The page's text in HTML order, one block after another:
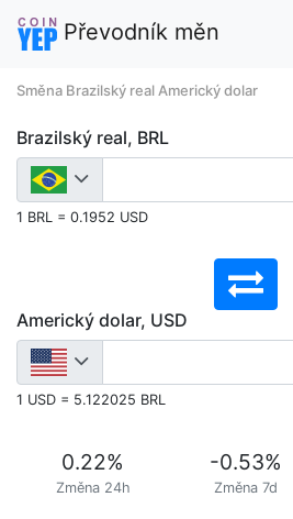
Převodník měn
Směna Brazilský real Americký dolar
Brazilský real, BRL
1 BRL = 0.1952 USD
Americký dolar, USD
1 USD = 5.122025 BRL
0.22%
Změna 24h
-0.53%
Změna 7d